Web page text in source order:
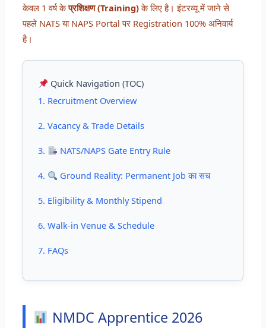
केवल 1 वर्ष केप्रशिक्षण (Training)के लिए है। इंटरव्यू में जाने से
पहले NATS या NAPS Portal पर Registration 100% अनिवार्य
है।
Quick Navigation (TOC)
1. Recruitment Overview
2. Vacancy & Trade Details
3. NATS/NAPS Gate Entry Rule
4. Ground Reality: Permanent Job का सच
5. Eligibility & Monthly Stipend
6. Walk-in Venue & Schedule
7. FAQs
NMDC Apprentice 2026